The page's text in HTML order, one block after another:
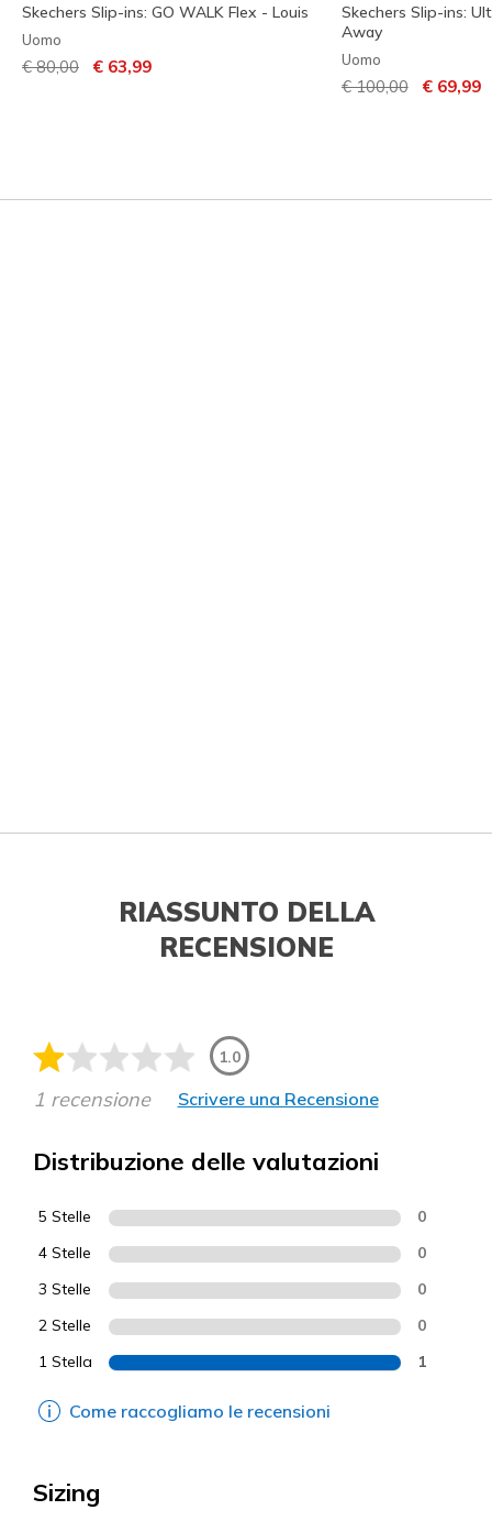
Skechers Slip-ins: GO WALK Flex - Louis
Uomo
Prezzo ridotto da
€ 80,00 per
€ 63,99
Skechers Slip-ins:
Away
Uomo
Prezzo ridotto da
€ 100,00per€ 69,99
RIASSUNTO DELLA
RECENSIONE
1.0
1 recensione Scrivere una Recensione
Distribuzione delle valutazioni
5 Stelle 0
4 Stelle 0
3 Stelle 0
2 Stelle 0
1 Stella 1
Come raccogliamo le recensioni
Sizing